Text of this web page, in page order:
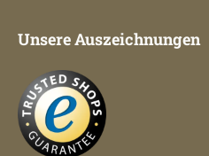
Unsere Auszeichnungen